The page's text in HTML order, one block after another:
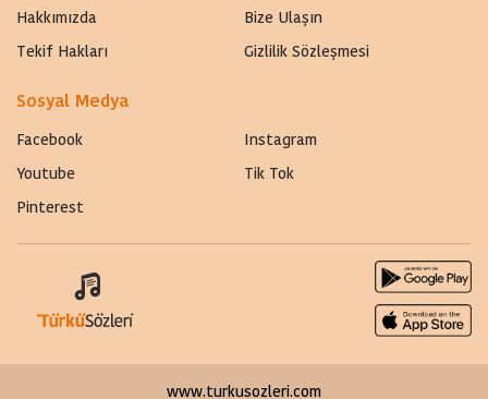
Hakkımızda
Bize Ulaşın
Tekif Hakları
Gizlilik Sözleşmesi
Sosyal Medya
Facebook
Instagram
Youtube
Tik Tok
Pinterest
www.turkusozleri.com